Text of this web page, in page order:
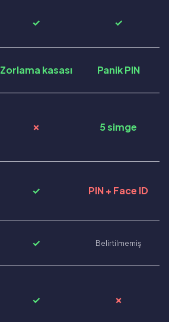
✓ ✓
Zorlama kasası Panik PIN
✗ 5 simge
✓ PIN + Face ID
✓ Belirtilmemiş
✓ ✗